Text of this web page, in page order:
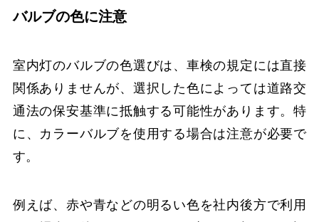
バルブの色に注意
室内灯のバルブの色選びは、車検の規定には直接
関係ありませんが、選択した色によっては道路交
通法の保安基準に抵触する可能性があります。特
に、カラーバルブを使用する場合は注意が必要で
す。
例えば、赤や青などの明るい色を社内後方で利用